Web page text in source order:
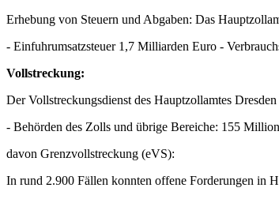
Erhebung von Steuern und Abgaben: Das
- Einfuhrumsatzsteuer 1,7 Milliarden Euro -
Vollstreckung:
Der Vollstreckungsdienst des Hauptzollamtes
- Behörden des Zolls und übrige Bereiche: 155
davon Grenzvollstreckung (eVS):
In rund 2.900 Fällen konnten offene Forderungen in